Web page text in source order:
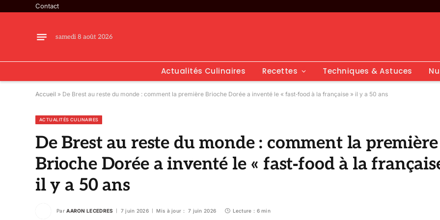
Contact
samedi 8 août 2026
Actualités Culinaires Recettes Techniques & Astuces
Accueil » De Brest au reste du monde : comment la première Brioche Dorée a inventé le « fast‑food à la française » il y a 50 ans
ACTUALITÉS CULINAIRES
De Brest au reste du monde : comment la première
Brioche Dorée a inventé le « fast‑food à la
il y a 50 ans
Par AARON LECEDRES 7 juin 2026 Mis à jour : 7 juin 2026 Lecture : 6 min